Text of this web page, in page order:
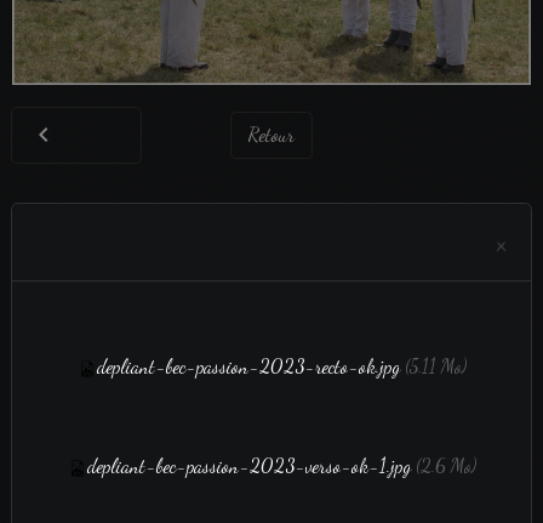
Retour
film vidéo
×
depliant-bec-passion-2023-recto-ok.jpg(5.11 Mo)
depliant-bec-passion-2023-verso-ok-1.jpg(2.6 Mo)